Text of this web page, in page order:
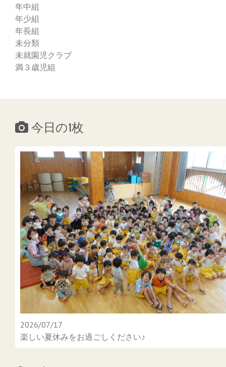
年中組
年少組
年長組
未分類
未就園児クラブ
満３歳児組
今日の1枚
2026/07/17
楽しい夏休みをお過ごしください♪